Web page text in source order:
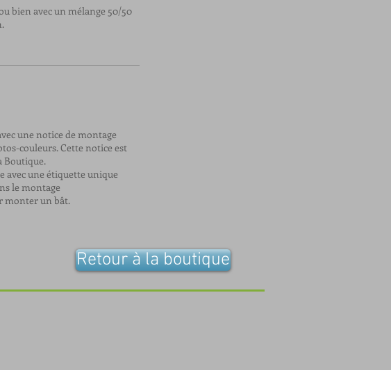
bien avec un mélange 50/50
une notice de montage
couleurs. Cette notice est
Boutique.
avec une étiquette unique
le montage
monter un bât.
Retour à la boutique